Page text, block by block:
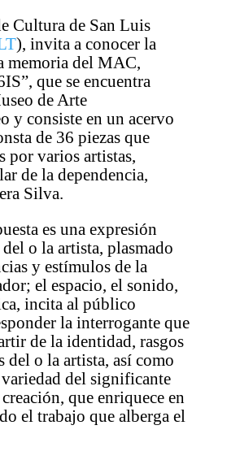
Cultura de San Luis
), invita a conocer la
memoria del MAC,
que se encuentra
de Arte
y consiste en un acervo
de 36 piezas que
por varios artistas,
de la dependencia,
Silva.
es una expresión
o la artista, plasmado
y estímulos de la
el espacio, el sonido,
incita al público
la interrogante que
de la identidad, rasgos
del o la artista, así como
del significante
que enriquece en
el trabajo que alberga el